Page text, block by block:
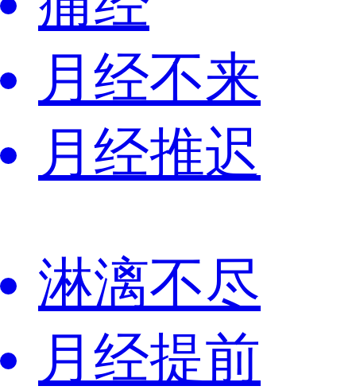
月经不来
月经推迟
淋漓不尽
月经提前